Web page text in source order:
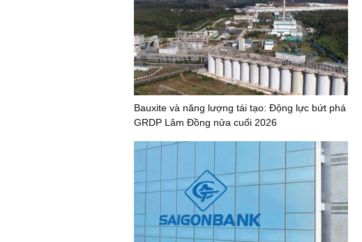
Bauxite và năng lượng tái tạo: Động lực bứt phá
GRDP Lâm Đồng nửa cuối 2026